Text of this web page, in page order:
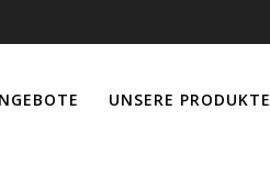
UNSERE PRODUKTE